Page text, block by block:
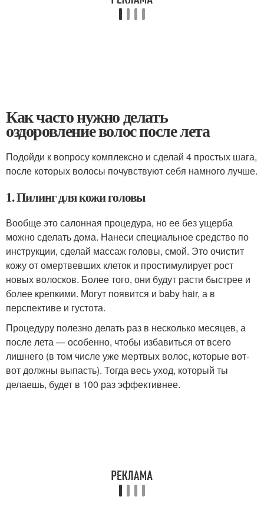
Как часто нужно делать
оздоровление волос после лета
Подойди к вопросу комплексно и сделай 4 простых шага,
после которых волосы почувствуют себя намного лучше.
1. Пилинг для кожи головы
Вообще это салонная процедура, но ее без ущерба
можно сделать дома. Нанеси специальное средство по
инструкции, сделай массаж головы, смой. Это очистит
кожу от омертвевших клеток и простимулирует рост
новых волосков. Более того, они будут расти быстрее и
более крепкими. Могут появится и baby hair, а в
перспективе и густота.
Процедуру полезно делать раз в несколько месяцев, а
после лета — особенно, чтобы избавиться от всего
лишнего (в том числе уже мертвых волос, которые вот-
вот должны выпасть). Тогда весь уход, который ты
делаешь, будет в 100 раз эффективнее.